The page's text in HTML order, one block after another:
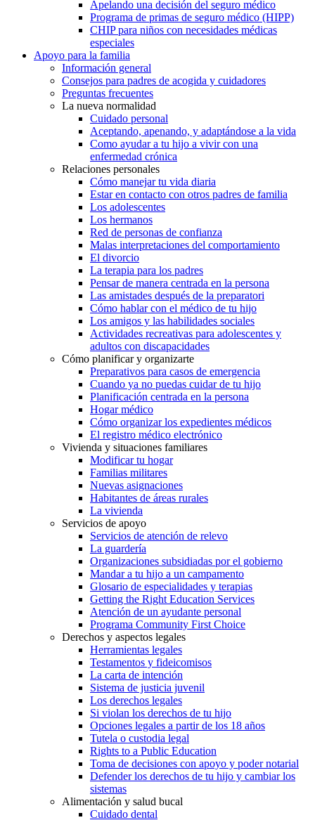
Apelando una decisión del seguro médico
Programa de primas de seguro médico (HIPP)
CHIP para niños con necesidades médicas
especiales
Apoyo para la familia
Información general
Consejos para padres de acogida y cuidadores
Preguntas frecuentes
La nueva normalidad
Cuidado personal
Aceptando, apenando, y adaptándose a la vida
Como ayudar a tu hijo a vivir con una
enfermedad crónica
Relaciones personales
Cómo manejar tu vida diaria
Estar en contacto con otros padres de familia
Los adolescentes
Los hermanos
Red de personas de confianza
Malas interpretaciones del comportamiento
El divorcio
La terapia para los padres
Pensar de manera centrada en la persona
Las amistades después de la preparatori
Cómo hablar con el médico de tu hijo
Los amigos y las habilidades sociales
Actividades recreativas para adolescentes y
adultos con discapacidades
Cómo planificar y organizarte
Preparativos para casos de emergencia
Cuando ya no puedas cuidar de tu hijo
Planificación centrada en la persona
Hogar médico
Cómo organizar los expedientes médicos
El registro médico electrónico
Vivienda y situaciones familiares
Modificar tu hogar
Familias militares
Nuevas asignaciones
Habitantes de áreas rurales
La vivienda
Servicios de apoyo
Servicios de atención de relevo
La guardería
Organizaciones subsidiadas por el gobierno
Mandar a tu hijo a un campamento
Glosario de especialidades y terapias
Getting the Right Education Services
Atención de un ayudante personal
Programa Community First Choice
Derechos y aspectos legales
Herramientas legales
Testamentos y fideicomisos
La carta de intención
Sistema de justicia juvenil
Los derechos legales
Si violan los derechos de tu hijo
Opciones legales a partir de los 18 años
Tutela o custodia legal
Rights to a Public Education
Toma de decisiones con apoyo y poder notarial
Defender los derechos de tu hijo y cambiar los
sistemas
Alimentación y salud bucal
Cuidado dental